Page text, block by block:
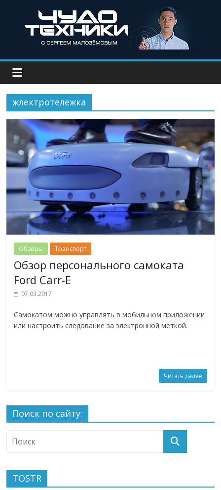
жлектротележка
Обзоры Транспорт
Обзор персонального самоката
Ford Carr-E
07.03.2017
Самокатом можно управлять в мобильном приложении
или настроить следование за электронной меткой.
Читать далее
Поиск по сайту:
TOSTR